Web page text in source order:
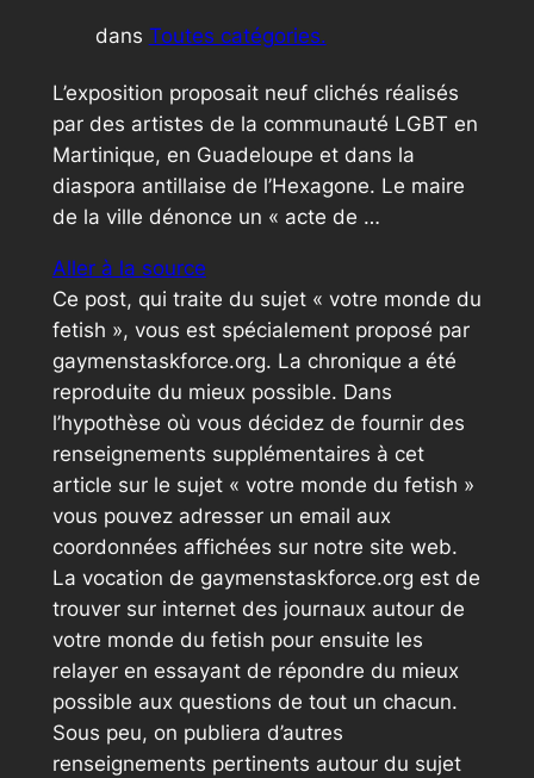
dans Toutes catégories.
L’exposition proposait neuf clichés réalisés
par des artistes de la communauté LGBT en
Martinique, en Guadeloupe et dans la
diaspora antillaise de l’Hexagone. Le maire
de la ville dénonce un « acte de …
Aller à la source
Ce post, qui traite du sujet « votre monde du
fetish », vous est spécialement proposé par
gaymenstaskforce.org. La chronique a été
reproduite du mieux possible. Dans
l’hypothèse où vous décidez de fournir des
renseignements supplémentaires à cet
article sur le sujet « votre monde du fetish »
vous pouvez adresser un email aux
coordonnées affichées sur notre site web.
La vocation de gaymenstaskforce.org est de
trouver sur internet des journaux autour de
votre monde du fetish pour ensuite les
relayer en essayant de répondre du mieux
possible aux questions de tout un chacun.
Sous peu, on publiera d’autres
renseignements pertinents autour du sujet